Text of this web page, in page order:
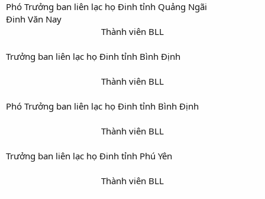
Phó Trưởng ban liên lạc họ Đinh tỉnh Quảng Ngãi
Đinh Văn Nay
Thành viên BLL​
Trưởng ban liên lạc họ Đinh tỉnh Bình Định
Thành viên BLL​
Phó Trưởng ban liên lạc họ Đinh tỉnh Bình Định
Thành viên BLL​
Trưởng ban liên lạc họ Đinh tỉnh Phú Yên
Thành viên BLL​